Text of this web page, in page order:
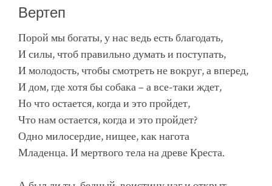
Вертеп
Порой мы богаты, у нас ведь есть благодать,
И силы, чтоб правильно думать и поступать,
И молодость, чтобы смотреть не вокруг, а вперед,
И дом, где хотя бы собака – а все-таки ждет,
Но что остается, когда и это пройдет,
Что нам остается, когда и это пройдет?
Одно милосердие, нищее, как нагота
Младенца. И мертвого тела на древе Креста.